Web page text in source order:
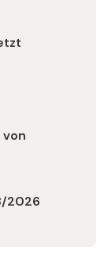
von
2026